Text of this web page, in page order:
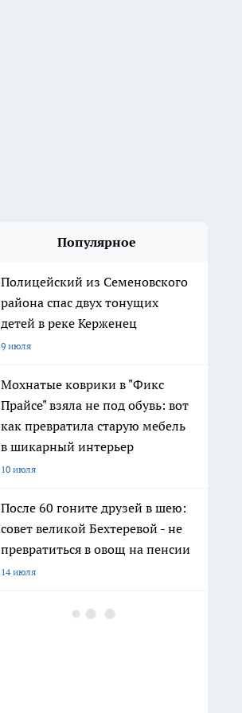
Популярное
Полицейский из Семеновского
района спас двух тонущих
детей в реке Керженец
9 июля
Мохнатые коврики в "Фикс
Прайсе" взяла не под обувь: вот
как превратила старую мебель
в шикарный интерьер
10 июля
После 60 гоните друзей в шею:
совет великой Бехтеревой - не
превратиться в овощ на пенсии
14 июля
Шоколад, достойный короны: